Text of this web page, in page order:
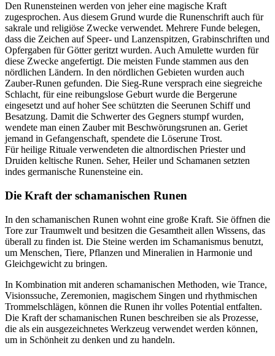
Den Runensteinen werden von jeher eine magische Kraft
zugesprochen. Aus diesem Grund wurde die Runenschrift auch für
sakrale und religiöse Zwecke verwendet. Mehrere Funde belegen,
dass die Zeichen auf Speer- und Lanzenspitzen, Grabinschriften und
Opfergaben für Götter geritzt wurden. Auch Amulette wurden für
diese Zwecke angefertigt. Die meisten Funde stammen aus den
nördlichen Ländern. In den nördlichen Gebieten wurden auch
Zauber-Runen gefunden. Die Sieg-Rune versprach eine siegreiche
Schlacht, für eine reibungslose Geburt wurde die Bergerune
eingesetzt und auf hoher See schützten die Seerunen Schiff und
Besatzung. Damit die Schwerter des Gegners stumpf wurden,
wendete man einen Zauber mit Beschwörungsrunen an. Geriet
jemand in Gefangenschaft, spendete die Löserune Trost.
Für heilige Rituale verwendeten die altnordischen Priester und
Druiden keltische Runen. Seher, Heiler und Schamanen setzten
indes germanische Runensteine ein.
Die Kraft der schamanischen Runen
In den schamanischen Runen wohnt eine große Kraft. Sie öffnen die
Tore zur Traumwelt und besitzen die Gesamtheit allen Wissens, das
überall zu finden ist. Die Steine werden im Schamanismus benutzt,
um Menschen, Tiere, Pflanzen und Mineralien in Harmonie und
Gleichgewicht zu bringen.
In Kombination mit anderen schamanischen Methoden, wie Trance,
Visionssuche, Zeremonien, magischem Singen und rhythmischen
Trommelschlägen, können die Runen ihr volles Potential entfalten.
Die Kraft der schamanischen Runen beschreiben sie als Prozesse,
die als ein ausgezeichnetes Werkzeug verwendet werden können,
um in Schönheit zu denken und zu handeln.